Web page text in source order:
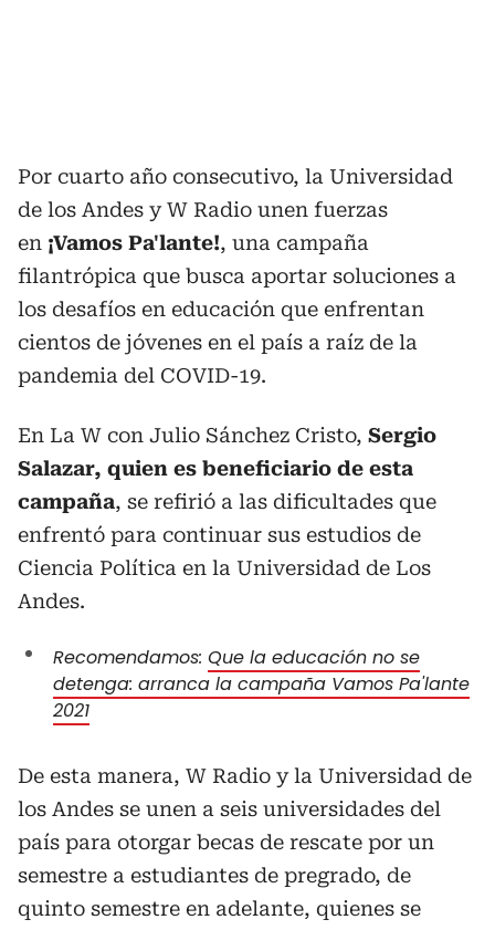
Por cuarto año consecutivo, la Universidad
de los Andes y W Radio unen fuerzas
en ¡Vamos Pa'lante!, una campaña
filantrópica que busca aportar soluciones a
los desafíos en educación que enfrentan
cientos de jóvenes en el país a raíz de la
pandemia del COVID-19.
En La W con Julio Sánchez Cristo, Sergio
Salazar, quien es beneficiario de esta
campaña, se refirió a las dificultades que
enfrentó para continuar sus estudios de
Ciencia Política en la Universidad de Los
Andes.
Recomendamos: Que la educación no se
detenga: arranca la campaña Vamos Pa'lante
2021
De esta manera, W Radio y la Universidad de
los Andes se unen a seis universidades del
país para otorgar becas de rescate por un
semestre a estudiantes de pregrado, de
quinto semestre en adelante, quienes se